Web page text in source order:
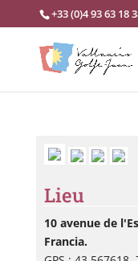
+33 (0)4 93 63 18
Lieu
10 avenue de
Francia.